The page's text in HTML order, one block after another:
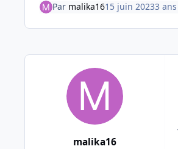
Par malika1615 juin 20233 ans
malika16